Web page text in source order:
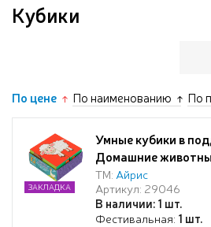
Кубики
По цене По наименованию По
Умные кубики в
Домашние
ТМ: Айрис
Артикул: 29046
В наличии: 1 шт.
Фестивальная: 1 шт.
ЗАКЛАДКА